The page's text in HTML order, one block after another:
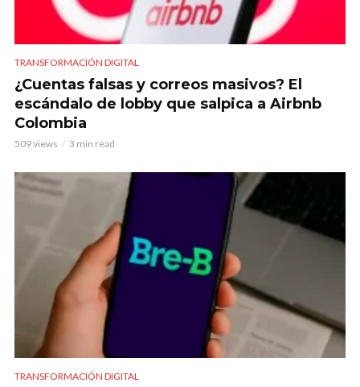
TRANSFORMACIÓN DIGITAL
¿Cuentas falsas y correos masivos? El
escándalo de lobby que salpica a Airbnb
Colombia
509 views 3 min read
TRANSFORMACIÓN DIGITAL